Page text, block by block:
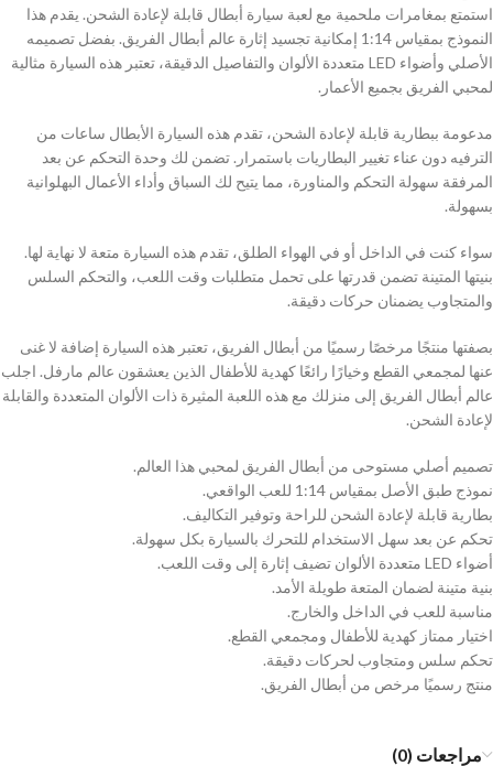
استمتع بمغامرات ملحمية مع لعبة سيارة أبطال قابلة لإعادة الشحن. يقدم هذا
النموذج بمقياس 1:14 إمكانية تجسيد إثارة عالم أبطال الفريق. بفضل تصميمه
الأصلي وأضواء LED متعددة الألوان والتفاصيل الدقيقة، تعتبر هذه السيارة مثالية
لمحبي الفريق بجميع الأعمار.
مدعومة ببطارية قابلة لإعادة الشحن، تقدم هذه السيارة الأبطال ساعات من
الترفيه دون عناء تغيير البطاريات باستمرار. تضمن لك وحدة التحكم عن بعد
المرفقة سهولة التحكم والمناورة، مما يتيح لك السباق وأداء الأعمال البهلوانية
بسهولة.
سواء كنت في الداخل أو في الهواء الطلق، تقدم هذه السيارة متعة لا نهاية لها.
بنيتها المتينة تضمن قدرتها على تحمل متطلبات وقت اللعب، والتحكم السلس
والمتجاوب يضمنان حركات دقيقة.
بصفتها منتجًا مرخصًا رسميًا من أبطال الفريق، تعتبر هذه السيارة إضافة لا غنى
عنها لمجمعي القطع وخيارًا رائعًا كهدية للأطفال الذين يعشقون عالم مارفل. اجلب
عالم أبطال الفريق إلى منزلك مع هذه اللعبة المثيرة ذات الألوان المتعددة والقابلة
لإعادة الشحن.
تصميم أصلي مستوحى من أبطال الفريق لمحبي هذا العالم.
نموذج طبق الأصل بمقياس 1:14 للعب الواقعي.
بطارية قابلة لإعادة الشحن للراحة وتوفير التكاليف.
تحكم عن بعد سهل الاستخدام للتحرك بالسيارة بكل سهولة.
أضواء LED متعددة الألوان تضيف إثارة إلى وقت اللعب.
بنية متينة لضمان المتعة طويلة الأمد.
مناسبة للعب في الداخل والخارج.
اختيار ممتاز كهدية للأطفال ومجمعي القطع.
تحكم سلس ومتجاوب لحركات دقيقة.
منتج رسميًا مرخص من أبطال الفريق.
مراجعات (0)